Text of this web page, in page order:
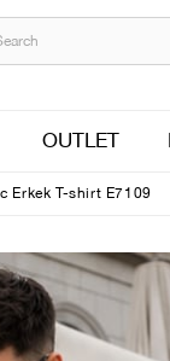
OUTLET
Erkek T-shirt E7109